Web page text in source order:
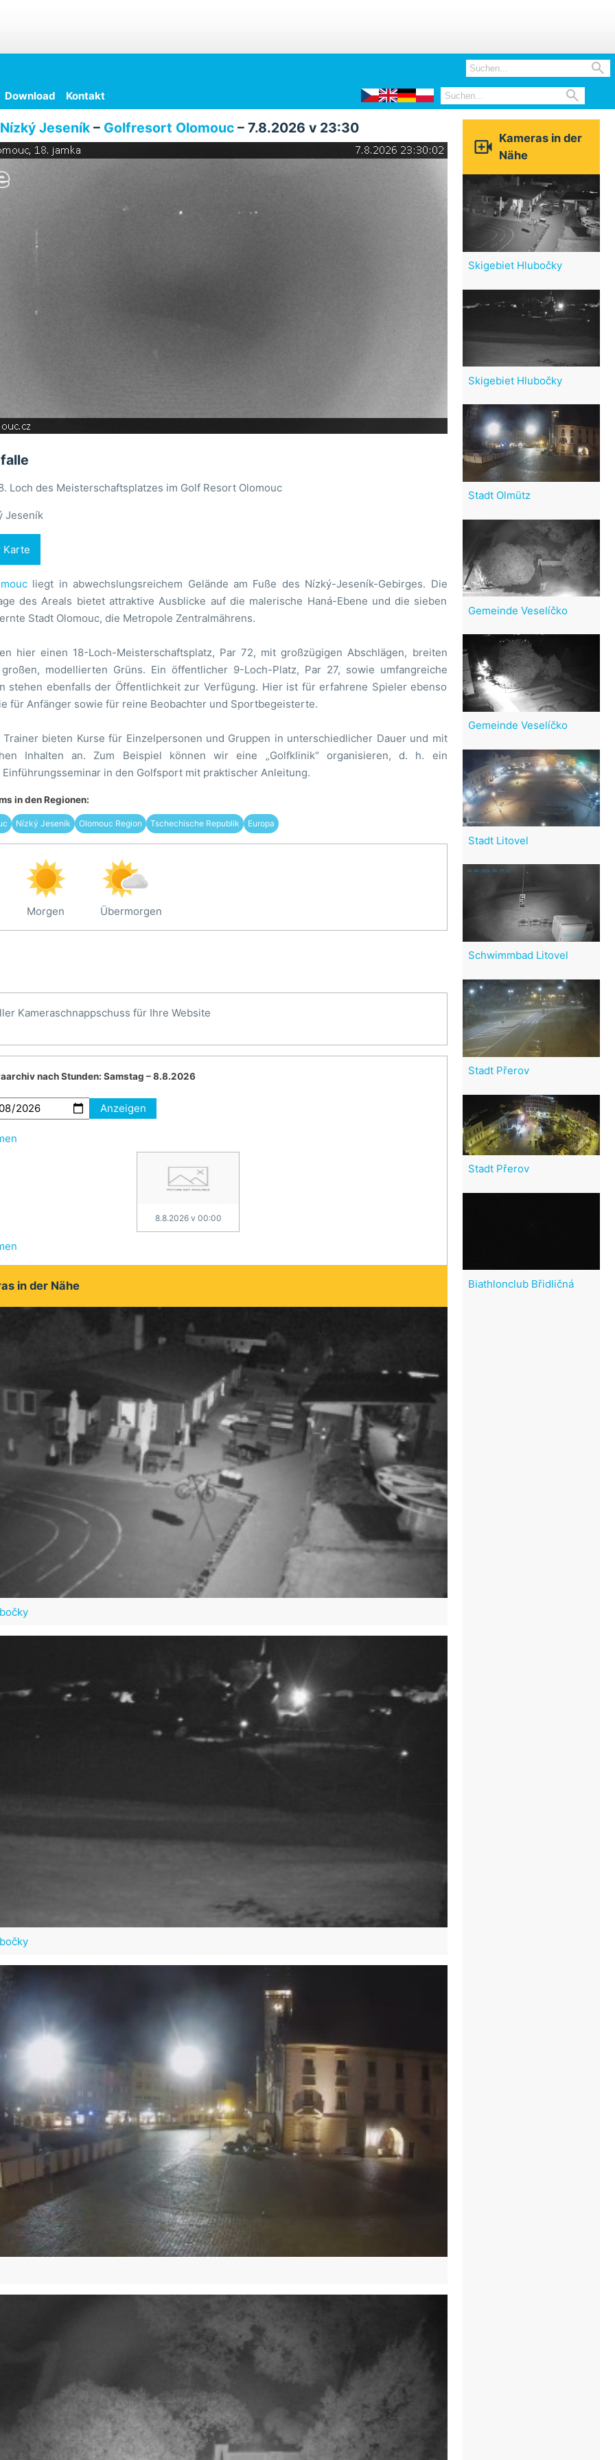

Download Kontakt 
Nízký Jeseník– Golfresort Olomouc– 7.8.2026 v 23:30
Loch des Meisterschaftsplatzes im Golf Resort Olomouc
Jeseník
Karte
liegt in abwechslungsreichem Gelände am Fuße des Nízký-Jeseník-Gebirges. Die
des Areals bietet attraktive Ausblicke auf die malerische Haná-Ebene und die sieben
Stadt Olomouc, die Metropole Zentralmährens.
hier einen 18-Loch-Meisterschaftsplatz, Par 72, mit großzügigen Abschlägen, breiten
modellierten Grüns. Ein öffentlicher 9-Loch-Platz, Par 27, sowie umfangreiche
stehen ebenfalls der Öffentlichkeit zur Verfügung. Hier ist für erfahrene Spieler ebenso
für Anfänger sowie für reine Beobachter und Sportbegeisterte.
Trainer bieten Kurse für Einzelpersonen und Gruppen in unterschiedlicher Dauer und mit
Inhalten an. Zum Beispiel können wir eine „Golfklinik“ organisieren, d. h. ein
in den Golfsport mit praktischer Anleitung.
in den Regionen:
Nízký Jeseník Olomouc Region Tschechische Republik Europa
Morgen Übermorgen
Kameraschnappschuss für Ihre Website
nach Stunden: Samstag – 8.8.2026
Anzeigen
8.8.2026 v 00:00
in der Nähe
 Kameras in der
Nähe
Skigebiet Hlubočky
Skigebiet Hlubočky
Stadt Olmütz
Gemeinde Veselíčko
Gemeinde Veselíčko
Stadt Litovel
Schwimmbad Litovel
Stadt Přerov
Stadt Přerov
Biathlonclub Břidličná